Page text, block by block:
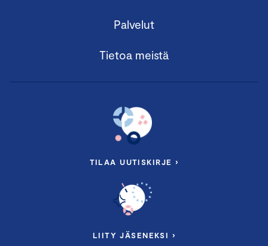
Palvelut
Tietoa meistä
TILAA UUTISKIRJE ›
LIITY JÄSENEKSI ›